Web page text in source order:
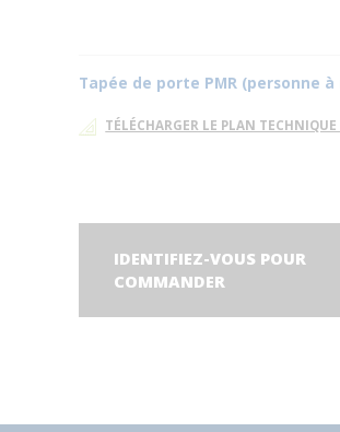
Tapée de porte PMR (personne
TÉLÉCHARGER LE PLAN TECHNIQUE
IDENTIFIEZ-VOUS POUR
COMMANDER